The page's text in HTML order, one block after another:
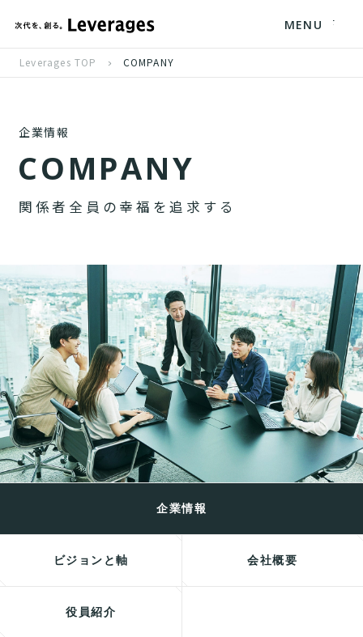
MENU
Leverages TOP COMPANY
企業情報
COMPANY
関 係者 全 員 の 幸 福 を追 求 す る
企業情報
ビジョンと軸 会社概要
役員紹介